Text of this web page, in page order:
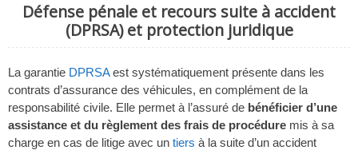
Défense pénale et recours suite à accident
(DPRSA) et protection juridique
La garantie DPRSAest systématiquement présente dans les
contrats d’assurance des véhicules, en complément de la
responsabilité civile. Elle permet à l’assuré de bénéficier d’une
assistance et du règlement des frais de procédure mis à sa
charge en cas de litige avec un tiers à la suite d’un accident